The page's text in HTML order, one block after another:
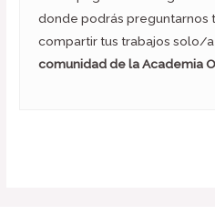
donde podrás preguntarnos
compartir tus trabajos solo/a
comunidad de la Academia